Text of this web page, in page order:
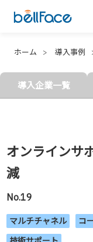
ホーム 導入事例
導入企業一覧
オンラインサ
減
No.19
マルチチャネル コ